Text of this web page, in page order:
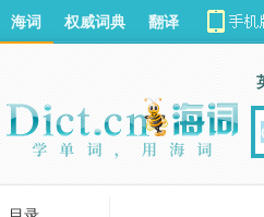
海词 权威词典 翻译